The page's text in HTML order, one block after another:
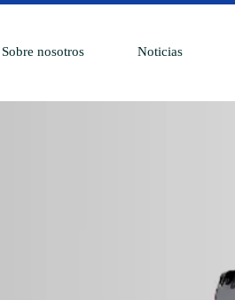
Sobre nosotros Noticias